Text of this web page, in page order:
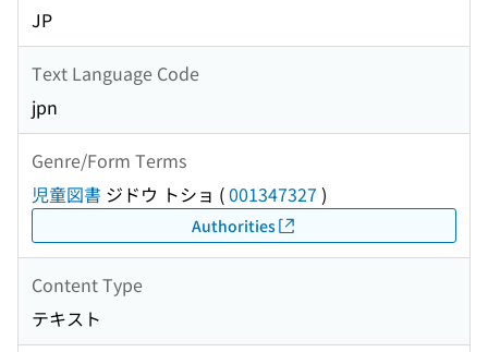
JP
Text Language Code
jpn
Genre/Form Terms
児童図書 ジドウ トショ (001347327 )
Authorities
Content Type
テキスト